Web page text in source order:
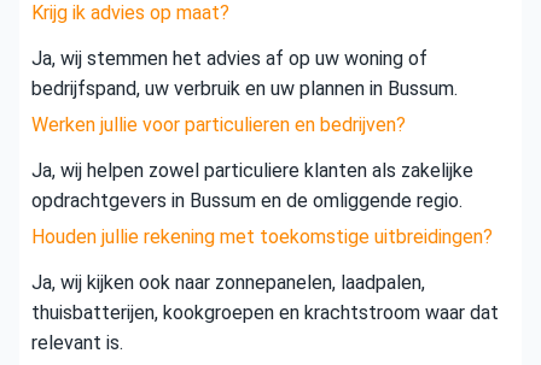
Krijg ik advies op maat?
Ja, wij stemmen het advies af op uw woning of
bedrijfspand, uw verbruik en uw plannen in Bussum.
Werken jullie voor particulieren en bedrijven?
Ja, wij helpen zowel particuliere klanten als zakelijke
opdrachtgevers in Bussum en de omliggende regio.
Houden jullie rekening met toekomstige uitbreidingen?
Ja, wij kijken ook naar zonnepanelen, laadpalen,
thuisbatterijen, kookgroepen en krachtstroom waar dat
relevant is.